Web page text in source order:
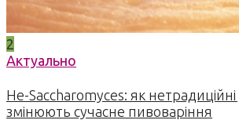
2
Актуально
Не-Saccharomyces: як нетрадиційні
змінюють сучасне пивоваріння